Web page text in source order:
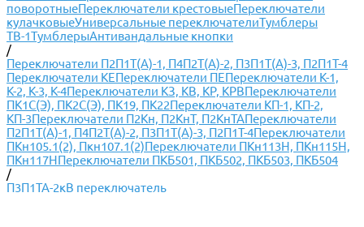
поворотныеПереключатели крестовыеПереключатели
кулачковыеУниверсальные переключателиТумблеры
ТВ-1ТумблерыАнтивандальные кнопки
/
Переключатели П2П1Т(А)-1, П4П2Т(А)-2, П3П1Т(А)-3, П2П1Т-4
Переключатели КЕПереключатели ПЕПереключатели К-1,
К-2, К-3, К-4Переключатели КЗ, КВ, КР, КРВПереключатели
ПК1С(Э), ПК2С(Э), ПК19, ПК22Переключатели КП-1, КП-2,
КП-3Переключатели П2Кн, П2КнТ, П2КнТАПереключатели
П2П1Т(А)-1, П4П2Т(А)-2, П3П1Т(А)-3, П2П1Т-4Переключатели
ПКн105.1(2), Пкн107.1(2)Переключатели ПКн113Н, ПКн115Н,
ПКн117НПереключатели ПКБ501, ПКБ502, ПКБ503, ПКБ504
/
П3П1ТА-2кВ переключатель